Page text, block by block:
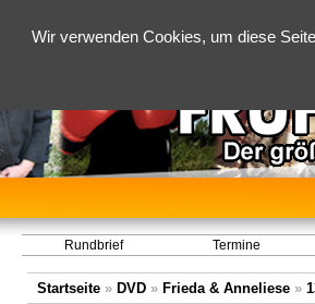
Wir verwenden Cookies, um diese
Rundbrief Termine
Startseite» DVD» Frieda & Anneliese»